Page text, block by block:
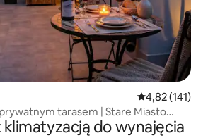
Średnia
4,82 (141)
tarasem | Stare Miasto
klimatyzacją do wynajęcia